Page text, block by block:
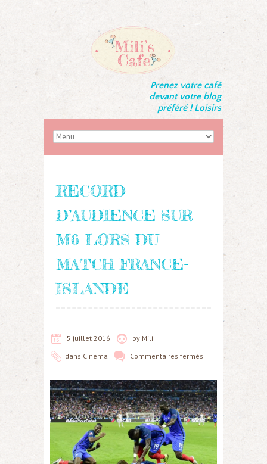
Prenez votre café
devant votre blog
préféré ! Loisirs
RECORD
D’AUDIENCE SUR
M6 LORS DU
MATCH FRANCE-
ISLANDE
5 juillet 2016 by Mili
dans Cinéma Commentaires fermés